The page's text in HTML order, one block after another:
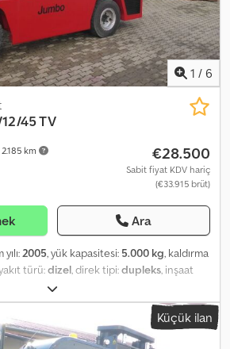
1 / 6
2.185 km
45 TV
€28.500
Sabit fiyat KDV hariç
(€33.915 brüt)
Ara
2005, yük kapasitesi: 5.000 kg, kaldırma
yakıt türü:dizel , direk tipi:dupleks , inşaat
, lastik durumu:
Küçük ilan